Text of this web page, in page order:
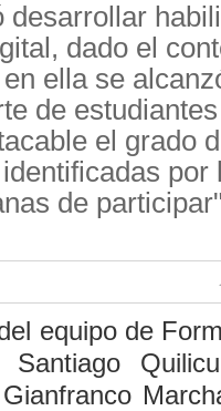
desarrollar
dado el
ella se
de
el grado
por
de
equipo de